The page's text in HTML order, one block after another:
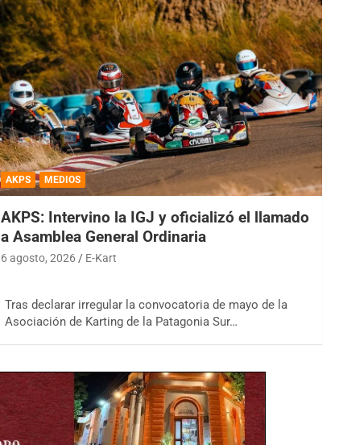
AKPS MEDIOS
AKPS: Intervino la IGJ y oficializó el llamado
a Asamblea General Ordinaria
6 agosto, 2026 E-Kart
Tras declarar irregular la convocatoria de mayo de la
Asociación de Karting de la Patagonia Sur…